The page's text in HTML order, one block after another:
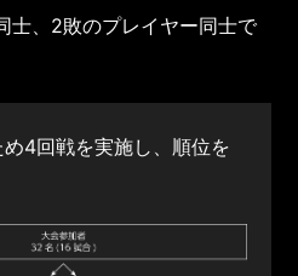
士、2敗のプレイヤー同士で
4回戦を実施し、順位を